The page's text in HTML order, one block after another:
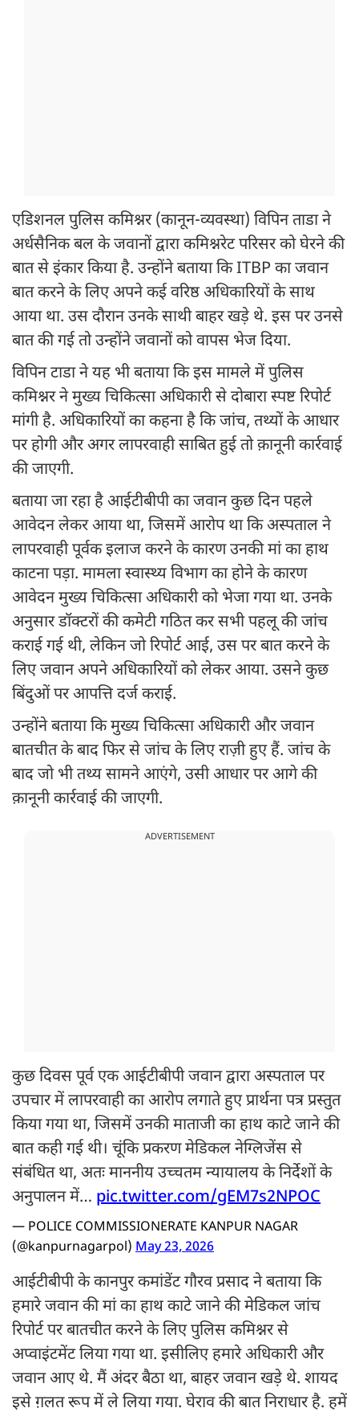
एडिशनल पुलिस कमिश्नर (कानून-व्यवस्था) विपिन ताडा ने
अर्धसैनिक बल के जवानों द्वारा कमिश्नरेट परिसर को घेरने की
बात से इंकार किया है. उन्होंने बताया कि ITBP का जवान
बात करने के लिए अपने कई वरिष्ठ अधिकारियों के साथ
आया था. उस दौरान उनके साथी बाहर खड़े थे. इस पर उनसे
बात की गई तो उन्होंने जवानों को वापस भेज दिया.
विपिन टाडा ने यह भी बताया कि इस मामले में पुलिस
कमिश्नर ने मुख्य चिकित्सा अधिकारी से दोबारा स्पष्ट रिपोर्ट
मांगी है. अधिकारियों का कहना है कि जांच, तथ्यों के आधार
पर होगी और अगर लापरवाही साबित हुई तो क़ानूनी कार्रवाई
की जाएगी.
बताया जा रहा है आईटीबीपी का जवान कुछ दिन पहले
आवेदन लेकर आया था, जिसमें आरोप था कि अस्पताल ने
लापरवाही पूर्वक इलाज करने के कारण उनकी मां का हाथ
काटना पड़ा. मामला स्वास्थ्य विभाग का होने के कारण
आवेदन मुख्य चिकित्सा अधिकारी को भेजा गया था. उनके
अनुसार डॉक्टरों की कमेटी गठित कर सभी पहलू की जांच
कराई गई थी, लेकिन जो रिपोर्ट आई, उस पर बात करने के
लिए जवान अपने अधिकारियों को लेकर आया. उसने कुछ
बिंदुओं पर आपत्ति दर्ज कराई.
उन्होंने बताया कि मुख्य चिकित्सा अधिकारी और जवान
बातचीत के बाद फिर से जांच के लिए राज़ी हुए हैं. जांच के
बाद जो भी तथ्य सामने आएंगे, उसी आधार पर आगे की
क़ानूनी कार्रवाई की जाएगी.
ADVERTISEMENT
कुछ दिवस पूर्व एक आईटीबीपी जवान द्वारा अस्पताल पर
उपचार में लापरवाही का आरोप लगाते हुए प्रार्थना पत्र प्रस्तुत
किया गया था, जिसमें उनकी माताजी का हाथ काटे जाने की
बात कही गई थी। चूंकि प्रकरण मेडिकल नेग्लिजेंस से
संबंधित था, अतः माननीय उच्चतम न्यायालय के निर्देशों के
अनुपालन में… pic.twitter.com/gEM7s2NPOC
— POLICE COMMISSIONERATE KANPUR NAGAR
(@kanpurnagarpol) May 23, 2026
आईटीबीपी के कानपुर कमांडेंट गौरव प्रसाद ने बताया कि
हमारे जवान की मां का हाथ काटे जाने की मेडिकल जांच
रिपोर्ट पर बातचीत करने के लिए पुलिस कमिश्नर से
अप्वाइंटमेंट लिया गया था. इसीलिए हमारे अधिकारी और
जवान आए थे. मैं अंदर बैठा था, बाहर जवान खड़े थे. शायद
इसे ग़लत रूप में ले लिया गया. घेराव की बात निराधार है. हमें